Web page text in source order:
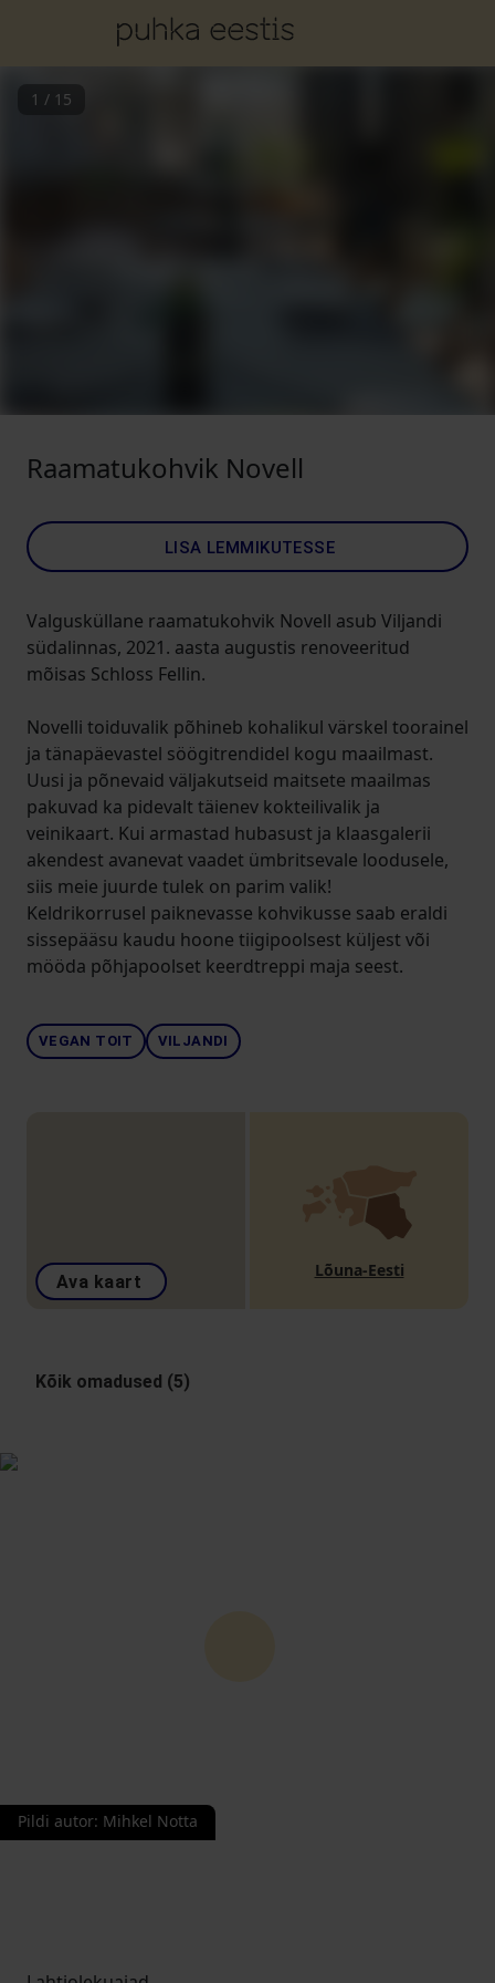
1 / 15
Raamatukohvik Novell
LISA LEMMIKUTESSE
Valgusküllane raamatukohvik Novell asub Viljandi
südalinnas, 2021. aasta augustis renoveeritud
mõisas Schloss Fellin.
Novelli toiduvalik põhineb kohalikul värskel toorainel
ja tänapäevastel söögitrendidel kogu maailmast.
Uusi ja põnevaid väljakutseid maitsete maailmas
pakuvad ka pidevalt täienev kokteilivalik ja
veinikaart. Kui armastad hubasust ja klaasgalerii
akendest avanevat vaadet ümbritsevale loodusele,
siis meie juurde tulek on parim valik!
Keldrikorrusel paiknevasse kohvikusse saab eraldi
sissepääsu kaudu hoone tiigipoolsest küljest või
mööda põhjapoolset keerdtreppi maja seest.
VEGAN TOIT VILJANDI
Ava kaart
Lõuna-Eesti
Kõik omadused (5)
Pildi autor: Mihkel Notta